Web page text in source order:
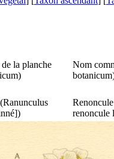
la planche
)
Nom
botanicum
(Ranunculus
renoncule